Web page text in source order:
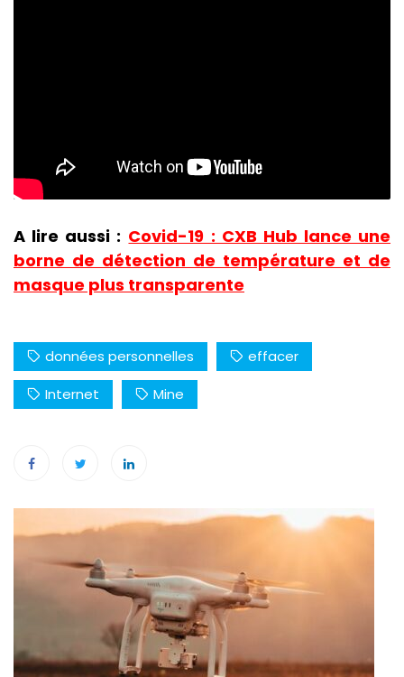
A lire aussi : Covid-19 : CXB Hub lance une
borne de détection de température et de
masque plus transparente
données personnelles
effacer
Internet
Mine
Navigation
de
l’article